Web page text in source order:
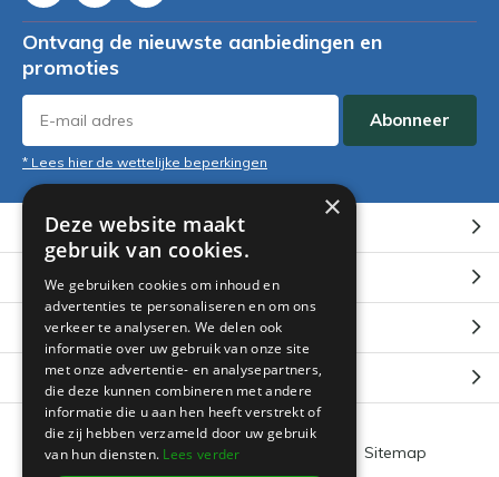
Ontvang de nieuwste aanbiedingen en
promoties
Abonneer
* Lees hier de wettelijke beperkingen
Klantenservice
Mijn account
Categorieën
Contact
Algemene voorwaarden Sitemap
×
Deze website maakt
gebruik van cookies.
We gebruiken cookies om inhoud en
advertenties te personaliseren en om ons
verkeer te analyseren. We delen ook
informatie over uw gebruik van onze site
met onze advertentie- en analysepartners,
die deze kunnen combineren met andere
informatie die u aan hen heeft verstrekt of
die zij hebben verzameld door uw gebruik
van hun diensten. Lees verder